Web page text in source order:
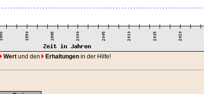
Wert und den Erhaltungen in der Hilfe!